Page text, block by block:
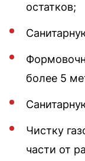
остатков;
более 5
Чистку
части от